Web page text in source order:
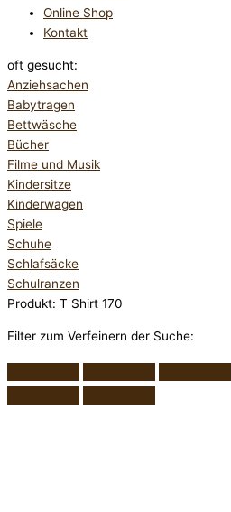
Online Shop
Kontakt
oft gesucht:
Anziehsachen
Babytragen
Bettwäsche
Bücher
Filme und Musik
Kindersitze
Kinderwagen
Spiele
Schuhe
Schlafsäcke
Schulranzen
Produkt: T Shirt 170
Filter zum Verfeinern der Suche: